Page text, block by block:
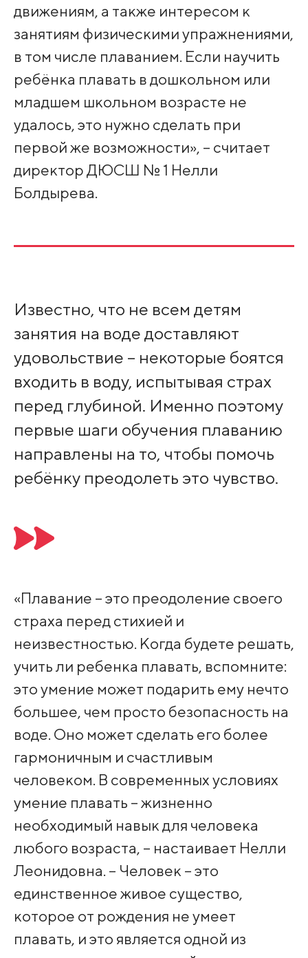
движениям, а также интересом к
занятиям физическими упражнениями,
в том числе плаванием. Если научить
ребёнка плавать в дошкольном или
младшем школьном возрасте не
удалось, это нужно сделать при
первой же возможности», – считает
директор ДЮСШ № 1 Нелли
Болдырева.
Известно, что не всем детям
занятия на воде доставляют
удовольствие – некоторые боятся
входить в воду, испытывая страх
перед глубиной. Именно поэтому
первые шаги обучения плаванию
направлены на то, чтобы помочь
ребёнку преодолеть это чувство.
«Плавание – это преодоление своего
страха перед стихией и
неизвестностью. Когда будете решать,
учить ли ребенка плавать, вспомните:
это умение может подарить ему нечто
большее, чем просто безопасность на
воде. Оно может сделать его более
гармоничным и счастливым
человеком. В современных условиях
умение плавать – жизненно
необходимый навык для человека
любого возраста, – настаивает Нелли
Леонидовна. – Человек – это
единственное живое существо,
которое от рождения не умеет
плавать, и это является одной из